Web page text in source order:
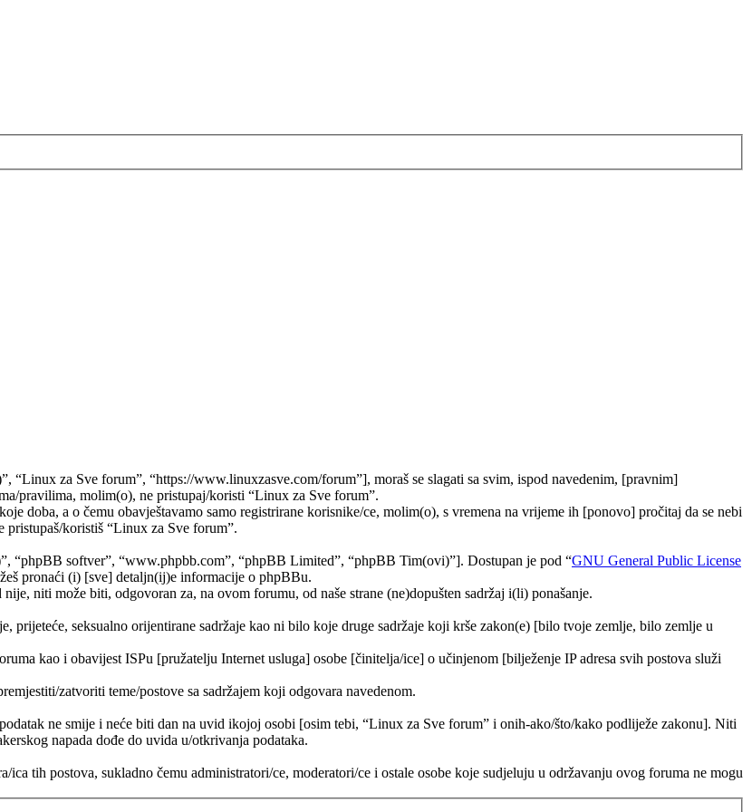
“Linux za Sve forum”, “https://www.linuxzasve.com/forum”], moraš se slagati sa svim, ispod navedenim, [pravnim]
pravilima, molim(o), ne pristupaj/koristi “Linux za Sve forum”.
doba, a o čemu obavještavamo samo registrirane korisnike/ce, molim(o), s vremena na vrijeme ih [ponovo] pročitaj da se nebi
koristiš “Linux za Sve forum”.
“phpBB softver”, “www.phpbb.com”, “phpBB Limited”, “phpBB Tim(ovi)”]. Dostupan je pod “GNU General Public License
pronaći (i) [sve] detaljn(ij)e informacije o phpBBu.
niti može biti, odgovoran za, na ovom forumu, od naše strane (ne)dopušten sadržaj i(li) ponašanje.
prijeteće, seksualno orijentirane sadržaje kao ni bilo koje druge sadržaje koji krše zakon(e) [bilo tvoje zemlje, bilo zemlje u
kao i obavijest ISPu [pružatelju Internet usluga] osobe [činitelja/ice] o učinjenom [bilježenje IP adresa svih postova služi
zatvoriti teme/postove sa sadržajem koji odgovara navedenom.
ne smije i neće biti dan na uvid ikojoj osobi [osim tebi, “Linux za Sve forum” i onih-ako/što/kako podliježe zakonu]. Niti
napada dođe do uvida u/otkrivanja podataka.
tih postova, sukladno čemu administratori/ce, moderatori/ce i ostale osobe koje sudjeluju u održavanju ovog foruma ne mogu